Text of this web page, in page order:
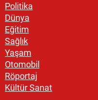
Politika
Dünya
Eğitim
Sağlık
Yaşam
Otomobil
Röportaj
Kültür Sanat